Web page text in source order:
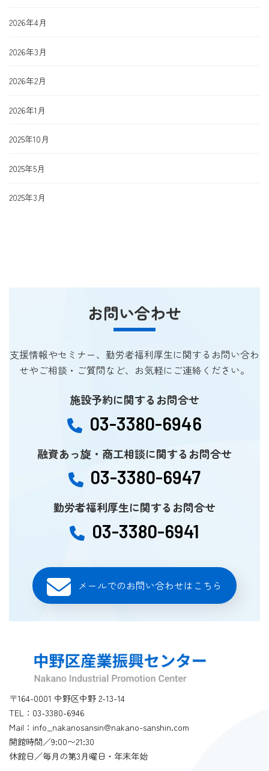
2026年4月
2026年3月
2026年2月
2026年1月
2025年10月
2025年5月
2025年3月
お問い合わせ
支援情報やセミナー、勤労者福利厚生に関するお問い合わ
せやご相談・ご質問など、お気軽にご連絡ください。
施設予約に関するお問合せ
03-3380-6946
融資あっ旋・商工相談に関するお問合せ
03-3380-6947
勤労者福利厚生に関するお問合せ
03-3380-6941
メールでのお問い合わせはこちら
〒164-0001 中野区中野 2-13-14
TEL：03-3380-6946
Mail：info_nakanosansin@nakano-sanshin.com
開館時間／9:00〜21:30
休館日／毎月の第3月曜日・年末年始